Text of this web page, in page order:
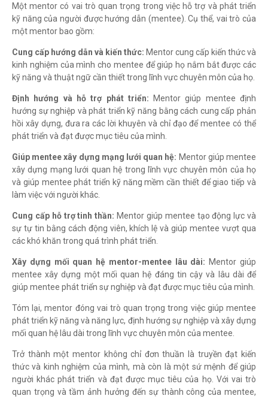
Một mentor có vai trò quan trọng trong việc hỗ trợ và phát triển
kỹ năng của người được hướng dẫn (mentee). Cụ thể, vai trò của
một mentor bao gồm:
Cung cấp hướng dẫn và kiến ​​thức: Mentor cung cấp kiến thức và
kinh nghiệm của mình cho mentee để giúp họ nắm bắt được các
kỹ năng và thuật ngữ cần thiết trong lĩnh vực chuyên môn của họ.
Định hướng và hỗ trợ phát triển: Mentor giúp mentee định
hướng sự nghiệp và phát triển kỹ năng bằng cách cung cấp phản
hồi xây dựng, đưa ra các lời khuyên và chỉ đạo để mentee có thể
phát triển và đạt được mục tiêu của mình.
Giúp mentee xây dựng mạng lưới quan hệ: Mentor giúp mentee
xây dựng mạng lưới quan hệ trong lĩnh vực chuyên môn của họ
và giúp mentee phát triển kỹ năng mềm cần thiết để giao tiếp và
làm việc với người khác.
Cung cấp hỗ trợ tinh thần: Mentor giúp mentee tạo động lực và
sự tự tin bằng cách động viên, khích lệ và giúp mentee vượt qua
các khó khăn trong quá trình phát triển.
Xây dựng mối quan hệ mentor-mentee lâu dài: Mentor giúp
mentee xây dựng một mối quan hệ đáng tin cậy và lâu dài để
giúp mentee phát triển sự nghiệp và đạt được mục tiêu của mình.
Tóm lại, mentor đóng vai trò quan trọng trong việc giúp mentee
phát triển kỹ năng và năng lực, định hướng sự nghiệp và xây dựng
mối quan hệ lâu dài trong lĩnh vực chuyên môn của mentee.
Trở thành một mentor không chỉ đơn thuần là truyền đạt kiến
thức và kinh nghiệm của mình, mà còn là một sứ mệnh để giúp
người khác phát triển và đạt được mục tiêu của họ. Với vai trò
quan trọng và tầm ảnh hưởng đến sự thành công của mentee,